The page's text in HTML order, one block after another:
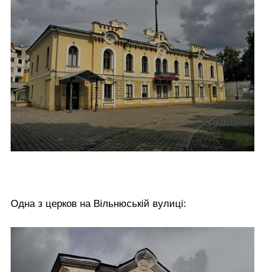
Одна з церков на Вільнюській вулиці: